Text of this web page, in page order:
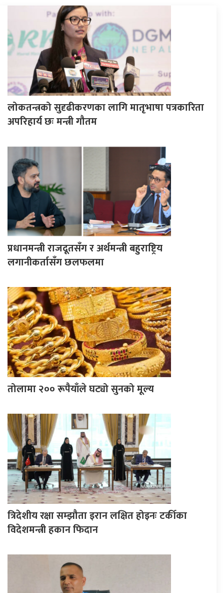
लोकतन्त्रको सुदृढीकरणका लागि मातृभाषा पत्रकारिता
अपरिहार्य छः मन्त्री गौतम
प्रधानमन्त्री राजदूतसँग र अर्थमन्त्री बहुराष्ट्रिय
लगानीकर्तासँग छलफलमा
तोलामा २०० रूपैयाँले घट्यो सुनको मूल्य
त्रिदेशीय रक्षा सम्झौता इरान लक्षित होइनः टर्कीका
विदेशमन्त्री हकान फिदान